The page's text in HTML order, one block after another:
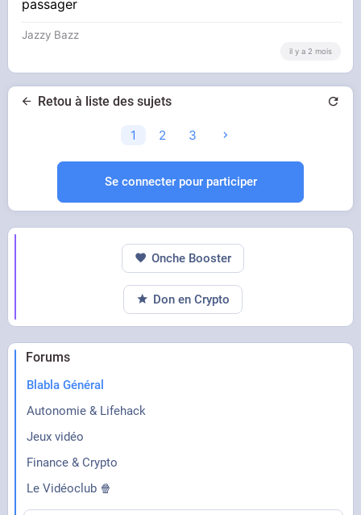
passager
Jazzy Bazz
il y a 2 mois
Retou à liste des sujets
1 2 3
Se connecter pour participer
Forums
Blabla Général
Autonomie & Lifehack
Jeux vidéo
Finance & Crypto
Le Vidéoclub 🍿
Onche Booster
Don en Crypto